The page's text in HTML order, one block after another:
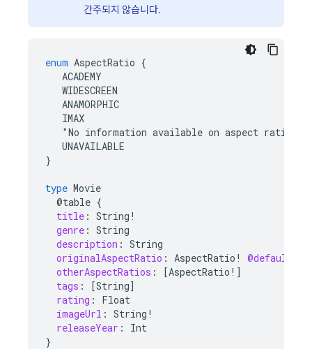
간주되지 않습니다.
enum AspectRatio {
ACADEMY
WIDESCREEN
ANAMORPHIC
IMAX
"No information available on aspect ratio
UNAVAILABLE
}
type Movie
@table {
title : String !
genre : String
description : String
originalAspectRatio : AspectRatio ! @default
otherAspectRatios : [AspectRatio !]
tags : [String]
rating :
Float
imageUrl : String !
releaseYear :
Int
}